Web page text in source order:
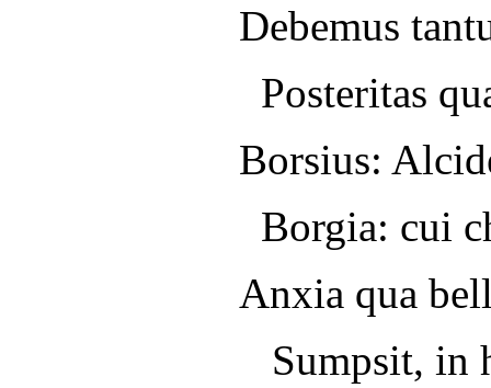
Debemus tantum
Posteritas
Borsius: Alcides:
Borgia: cui
Anxia qua bello
Sumpsit, in